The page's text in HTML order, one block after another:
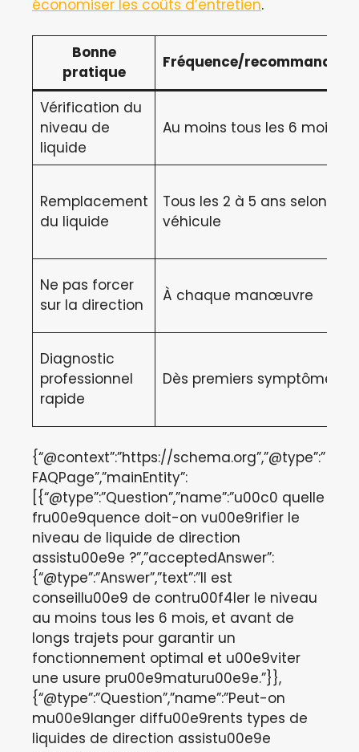
économiser les coûts d’entretien.
Bonne
pratique
Fréquence/
Vérification du
niveau de
liquide
Au moins tous les 6 mois
Remplacement
du liquide
Tous les 2 à 5 ans selon
véhicule
Ne pas forcer
sur la direction
À chaque manœuvre
Diagnostic
professionnel
rapide
Dès premiers symptômes
{“@context”:”https://schema.org”,”@type”:”
FAQPage”,”mainEntity”:
[{“@type”:”Question”,”name”:”u00c0 quelle
fru00e9quence doit-on vu00e9rifier le
niveau de liquide de direction
assistu00e9e ?”,”acceptedAnswer”:
{“@type”:”Answer”,”text”:”Il est
conseillu00e9 de contru00f4ler le niveau
au moins tous les 6 mois, et avant de
longs trajets pour garantir un
fonctionnement optimal et u00e9viter
une usure pru00e9maturu00e9e.”}},
{“@type”:”Question”,”name”:”Peut-on
mu00e9langer diffu00e9rents types de
liquides de direction assistu00e9e